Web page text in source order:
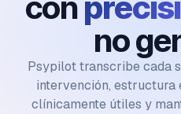
no
Psypilot transcribe cada
intervención, estructura
clínicamente útiles y